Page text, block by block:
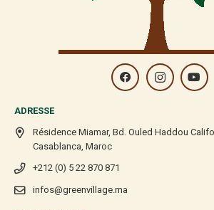
ADRESSE
Résidence Miamar, Bd. Ouled Haddou
Casablanca, Maroc
+212 (0) 5 22 870 871
infos@greenvillage.ma